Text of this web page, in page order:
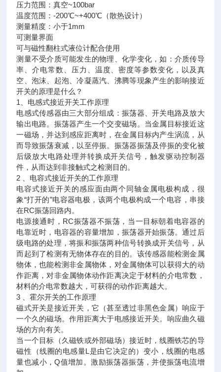
压力范围：真空~100bar
温度范围：-200℃~+400℃（散热设计）
测量精度：小于1mm
可测量界面
可与磁性翻柱式液位计配合使用
测量不受介质可能发生的物理、化学变化，如：介质传导
率、介电常数、压力、温度、密度等参数变化，以及真
空、泡沫、起泡、冷凝蒸汽、沸腾等现象产生的影响接近
开关的原理是什么？
1、电感式接近开关工作原理
电感式传感器由三大部分组成：振荡器、开关电路及放大
输出电路。振荡器产生一个交变磁场。当金属目标接近这
一磁场，并达到感应距离时，在金属目标内产生涡流，从
而导致振荡衰减，以至停振。振荡器振荡及停振的变化被
后级放大电路处理并转换成开关信号，触发驱动控制器
件，从而达到非接触式之检测目的。
2 、电容式接近开关的工作原理
电容式接近开关的感应面由两个同轴金属电极构成，很
象“打开的”电容器电极，该两个电极构成一个电容，串接
在RC振荡回路内。
电源接通时，RC振荡器不振荡，当一目标朝着电容器的
电靠近时，电容器的容量增加，振荡器开始振荡。通过后
级电路的处理，将振和振荡两种信号转换成开关信号，从
而起到了检测有无物体存在的目的。该传感器能检测金属
物体，也能检测非金属物体，对金属物体可以获得大的动
作距离，对非金属物体动作距离决定于材料的介电常数，
材料的介电常数越大，可获得的动作距离越大。
3 、霍尔开关的工作原理
磁式开关是接近开关，它（甚至透过非黑色金属）响应于
一个久的磁场。作用距离大于电感接近开关。响应曲久磁
场的方向有关。
当一个目标（久磁铁或外部磁场）接近时，线圈铁芯的导
磁性（线圈的电感量L是由它决定的）变小，线圈的电感
量也减小，Q值增加。激励振荡器振荡，并使振荡电流增